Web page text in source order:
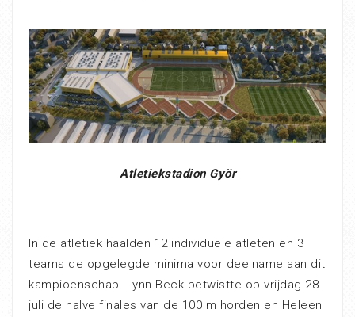
Atletiekstadion Györ
In de atletiek haalden 12 individuele atleten en 3
teams de opgelegde minima voor deelname aan dit
kampioenschap. Lynn Beck betwistte op vrijdag 28
juli de halve finales van de 100 m horden en Heleen